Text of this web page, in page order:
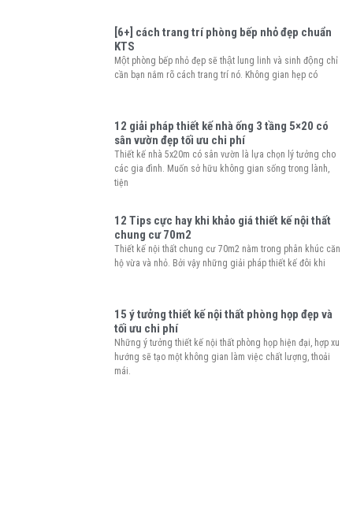
[6+] cách trang trí phòng bếp nhỏ đẹp chuẩn
KTS
Một phòng bếp nhỏ đẹp sẽ thật lung linh và sinh động chỉ
cần bạn nắm rõ cách trang trí nó. Không gian hẹp có
12 giải pháp thiết kế nhà ống 3 tầng 5×20 có
sân vườn đẹp tối ưu chi phí
Thiết kế nhà 5x20m có sân vườn là lựa chọn lý tưởng cho
các gia đình. Muốn sở hữu không gian sống trong lành,
tiện
12 Tips cực hay khi khảo giá thiết kế nội thất
chung cư 70m2
Thiết kế nội thất chung cư 70m2 nằm trong phân khúc căn
hộ vừa và nhỏ. Bởi vậy những giải pháp thiết kế đôi khi
15 ý tưởng thiết kế nội thất phòng họp đẹp và
tối ưu chi phí
Những ý tưởng thiết kế nội thất phòng họp hiện đại, hợp xu
hướng sẽ tạo một không gian làm việc chất lượng, thoải
mái.